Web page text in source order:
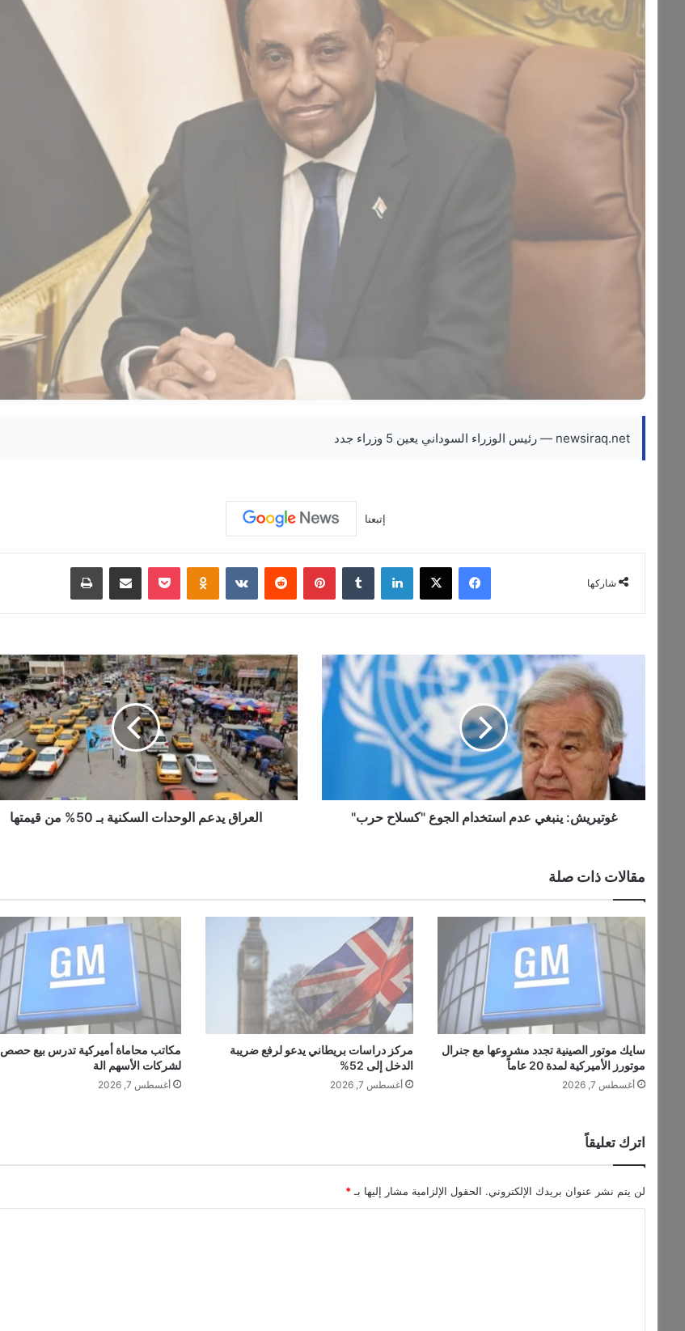
newsiraq.net — رئيس الوزراء السوداني يعين 5 وزراء جدد
إتبعنا
شاركها
فيسبوك ‫X لينكدإن ‏Tumblr بينتيريست ‏Reddit
‏VKontakte
Odnoklassniki
‫Pocket مشاركة عبر البريد طباعة
:
ي
ع
د
م
خ
م
ا
ل
ج
"
س
ل
ا
غوتيريش: ينبغي عدم استخدام الجوع "كسلاح حرب"
ا
ل
ع
ر
ا
ق
د
ع
د
ا
ل
س
ك
ن
ي
ة
ي
العراق يدعم الوحدات السكنية بـ 50% من قيمتها
مقالات ذات صلة
سايك موتور الصينية تجدد مشروعها مع جنرال
موتورز الأميركية لمدة 20 عاماً
أغسطس 7, 2026
مركز دراسات بريطاني يدعو لرفع ضريبة
الدخل إلى 52%
أغسطس 7, 2026
مكاتب محاماة أميركية تدرس بيع حصص
لشركات الأسهم الة
أغسطس 7, 2026
اترك تعليقاً
لن يتم نشر عنوان بريدك الإلكتروني. الحقول الإلزامية مشار إليها بـ*